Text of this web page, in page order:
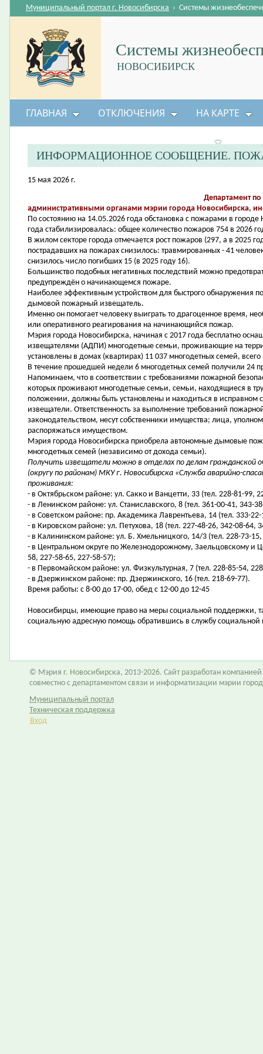
Системы
НОВОСИБИРСК
Муниципальный портал г. Новосибирска › Системы
ГЛАВНАЯ ОТКЛЮЧЕНИЯ НА КАРТЕ
ИНФОРМАЦИОННОЕ СООБЩЕНИЕ.
15 мая 2026 г.
Департамент
административными органами мэрии города Новосибирска,
По состоянию на 14.05.2026 года обстановка с пожарами в
года стабилизировалась: общее количество пожаров 754 в 2026
В жилом секторе города отмечается рост пожаров (297, а в 2025
пострадавших на пожарах снизилось: травмированных - 41
снизилось число погибших 15 (в 2025 году 16).
Большинство подобных негативных последствий можно
предупреждён о начинающемся пожаре.
Наиболее эффективным устройством для быстрого обнаружения
дымовой пожарный извещатель.
Именно он помогает человеку выиграть то драгоценное время,
или оперативного реагирования на начинающийся пожар.
Мэрия города Новосибирска, начиная с 2017 года бесплатно
извещателями (АДПИ) многодетные семьи, проживающие на
установлены в домах (квартирах) 11 037 многодетных семей,
В течение прошедшей недели 6 многодетных семей получили 24
Напоминаем, что в соответствии с требованиями пожарной
которых проживают многодетные семьи, семьи, находящиеся в
положении, должны быть установлены и находиться в
извещатели. Ответственность за выполнение требований
законодательством, несут собственники имущества; лица,
распоряжаться имуществом.
Мэрия города Новосибирска приобрела автономные дымовые
многодетных семей (независимо от дохода семьи).
Получить извещатели можно в отделах по делам гражданской
(округу по районам) МКУ г. Новосибирска «Служба аварийно-
проживания:
- в Октябрьском районе: ул. Сакко и Ванцетти, 33 (тел. 228-81-99,
- в Ленинском районе: ул. Станиславского, 8 (тел. 361-00-41, 343-
- в Советском районе: пр. Академика Лаврентьева, 14 (тел. 333-22-
- в Кировском районе: ул. Петухова, 18 (тел. 227-48-26, 342-08-64,
- в Калининском районе: ул. Б. Хмельницкого, 14/3 (тел. 228-73-
- в Центральном округе по Железнодорожному, Заельцовскому и
58, 227-58-65, 227-58-57);
- в Первомайском районе: ул. Физкультурная, 7 (тел. 228-85-54,
- в Дзержинском районе: пр. Дзержинского, 16 (тел. 218-69-77).
Время работы: с 8-00 до 17-00, обед с 12-00 до 12-45
Новосибирцы, имеющие право на меры социальной поддержки,
социальную адресную помощь обратившись в службу социальной
© Мэрия г. Новосибирска, 2013-2026. Сайт разработан компанией
совместно с департаментом связи и информатизации мэрии
Муниципальный портал
Техническая поддержка
Вход